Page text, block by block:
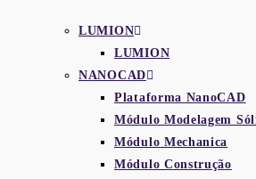
LUMION
LUMION
NANOCAD
Plataforma NanoCAD
Módulo Modelagem
Módulo Mechanica
Módulo Construção